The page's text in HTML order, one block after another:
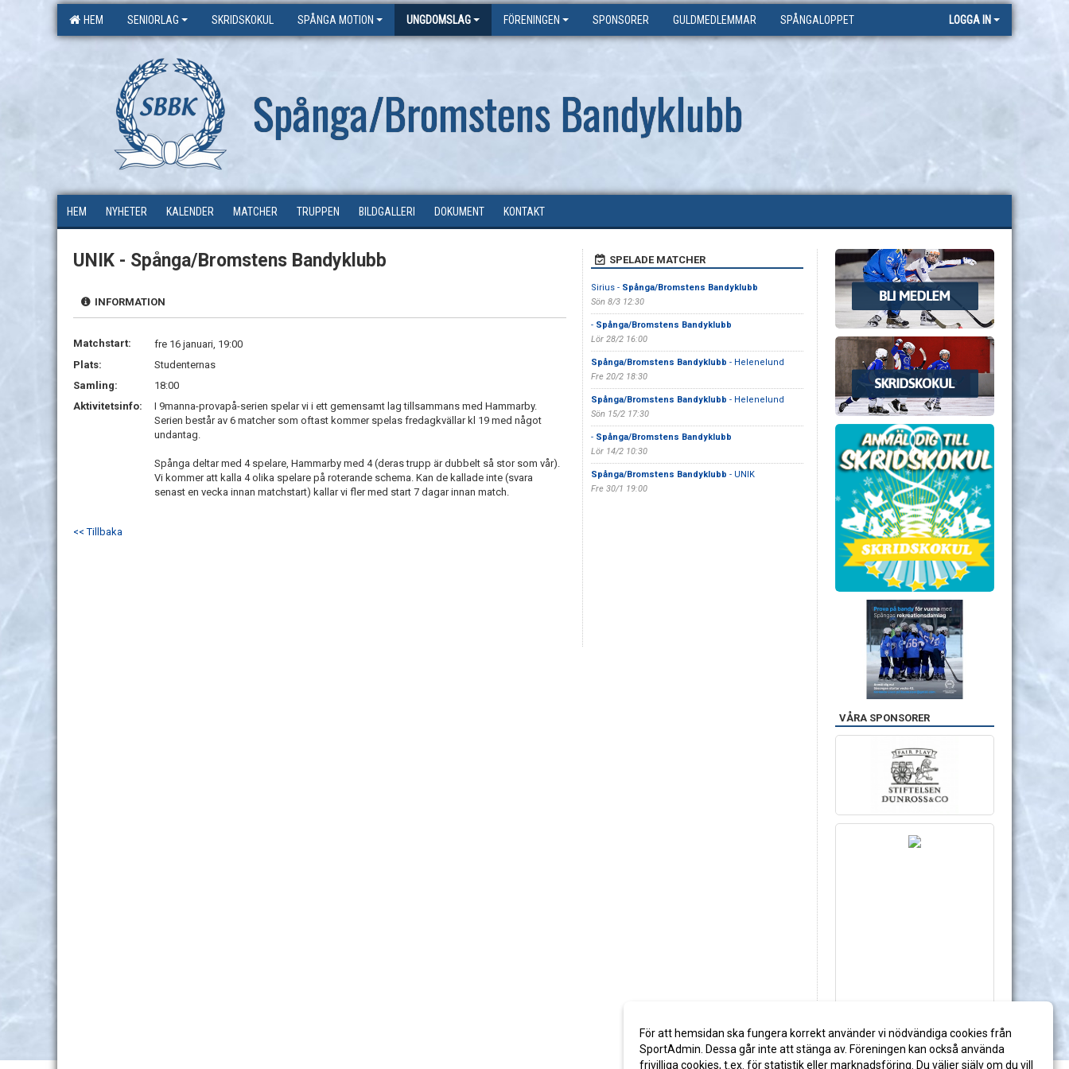
HEM SENIORLAG SKRIDSKOKUL SPÅNGA MOTION UNGDOMSLAG FÖRENINGEN SPONSORER GULDMEDLEMMAR SPÅNGALOPPET LOGGA IN
Spånga/Bromstens Bandyklubb
HEM NYHETER KALENDER MATCHER TRUPPEN BILDGALLERI DOKUMENT KONTAKT
UNIK - Spånga/Bromstens Bandyklubb
INFORMATION
Matchstart:
fre 16 januari, 19:00
Plats:
Studenternas
Samling:
18:00
Aktivitetsinfo:
I 9manna-provapå-serien spelar vi i ett gemensamt lag tillsammans med Hammarby.
Serien består av 6 matcher som oftast kommer spelas fredagkvällar kl 19 med något
undantag.
Spånga deltar med 4 spelare, Hammarby med 4 (deras trupp är dubbelt så stor som vår).
Vi kommer att kalla 4 olika spelare på roterande schema. Kan de kallade inte (svara
senast en vecka innan matchstart) kallar vi fler med start 7 dagar innan match.
<< Tillbaka
SPELADE MATCHER
Sirius - Spånga/Bromstens Bandyklubb
Sön 8/3 12:30
- Spånga/Bromstens Bandyklubb
Lör 28/2 16:00
Spånga/Bromstens Bandyklubb - Helenelund
Fre 20/2 18:30
Spånga/Bromstens Bandyklubb - Helenelund
Sön 15/2 17:30
- Spånga/Bromstens Bandyklubb
Lör 14/2 10:30
Spånga/Bromstens Bandyklubb - UNIK
Fre 30/1 19:00
VÅRA SPONSORER
För att hemsidan ska fungera korrekt använder vi nödvändiga cookies från
SportAdmin. Dessa går inte att stänga av. Föreningen kan också använda
frivilliga cookies, t.ex. för statistik eller marknadsföring. Du väljer själv om du vill